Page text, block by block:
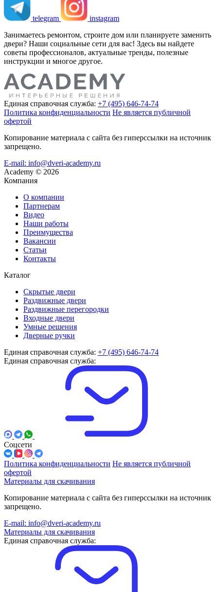
telegram
instagram
Занимаетесь ремонтом, строите дом или планируете заменить
двери? Наши социальные сети для вас! Здесь вы найдете
советы профессионалов, актуальные тренды, полезные
инструкции и многое другое.
Единая справочная служба: +7 (495) 646-74-74
Политика конфиденциальности Не является публичной
офертой
Копирование материала с сайта без гиперссылки на источник
запрещено.
E-mail: info@dveri-academy.ru
Academy © 2026
Компания
О компании
Партнерам
Видео
Наши работы
Преимущества
Вакансии
Статьи
Контакты
Каталог
Скрытые двери
Раздвижные двери
Раздвижные перегородки
Входные двери
Умные решения
Дверные ручки
Единая справочная служба: +7 (495) 646-74-74
Единая справочная служба:
Соцсети
Политика конфиденциальности Не является публичной
офертой
Материалы для скачивания
Копирование материала с сайта без гиперссылки на источник
запрещено.
E-mail: info@dveri-academy.ru
Материалы для скачивания
Единая справочная служба: